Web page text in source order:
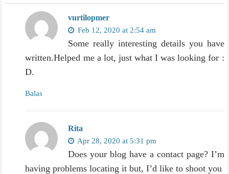
vurtilopmer
Feb 12, 2020 at 2:54 am
Some really interesting details you have
written.Helped me a lot, just what I was looking for :
D.
Balas
Rita
Apr 28, 2020 at 5:31 pm
Does your blog have a contact page? I’m
having problems locating it but, I’d like to shoot you